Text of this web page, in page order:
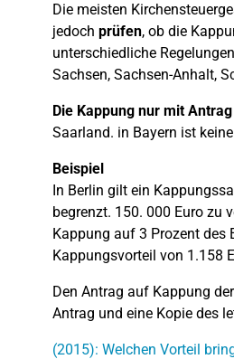
Die meisten
jedoch prüfen, ob die
unterschiedliche
Sachsen, Sachsen-Anhalt,
Die Kappung nur mit
Saarland. in Bayern ist
Beispiel
In Berlin gilt ein
begrenzt. 150. 000 Euro zu
Kappung auf 3 Prozent des
Kappungsvorteil von 1.158
Den Antrag auf Kappung
Antrag und eine Kopie des
(2015): Welchen Vorteil